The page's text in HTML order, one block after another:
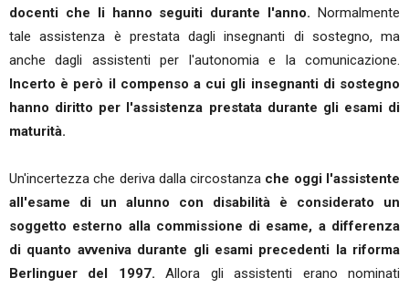
docenti che li hanno seguiti durante l'anno. Normalmente
tale assistenza è prestata dagli insegnanti di sostegno, ma
anche dagli assistenti per l'autonomia e la comunicazione.
Incerto è però il compenso a cui gli insegnanti di sostegno
hanno diritto per l'assistenza prestata durante gli esami di
maturità.
Un'incertezza che deriva dalla circostanza che oggi l'assistente
all'esame di un alunno con disabilità è considerato un
soggetto esterno alla commissione di esame, a differenza
di quanto avveniva durante gli esami precedenti la riforma
Berlinguer del 1997. Allora gli assistenti erano nominati